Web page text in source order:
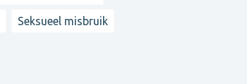
Seksueel misbruik